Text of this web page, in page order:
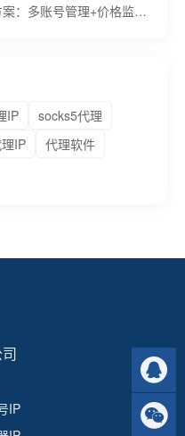
：多账号管理+价格监控
IP
socks5代理
IP
代理软件
IP